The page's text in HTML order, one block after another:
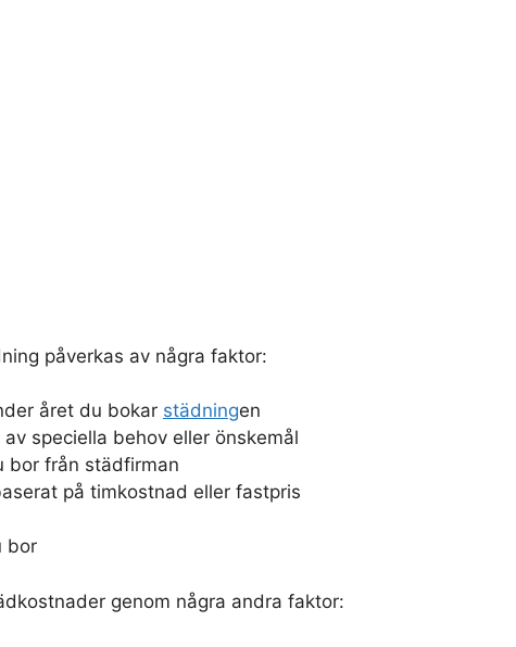
påverkas av några faktor:
året du bokar städningen
speciella behov eller önskemål
bor från städfirman
på timkostnad eller fastpris
bor
genom några andra faktor: